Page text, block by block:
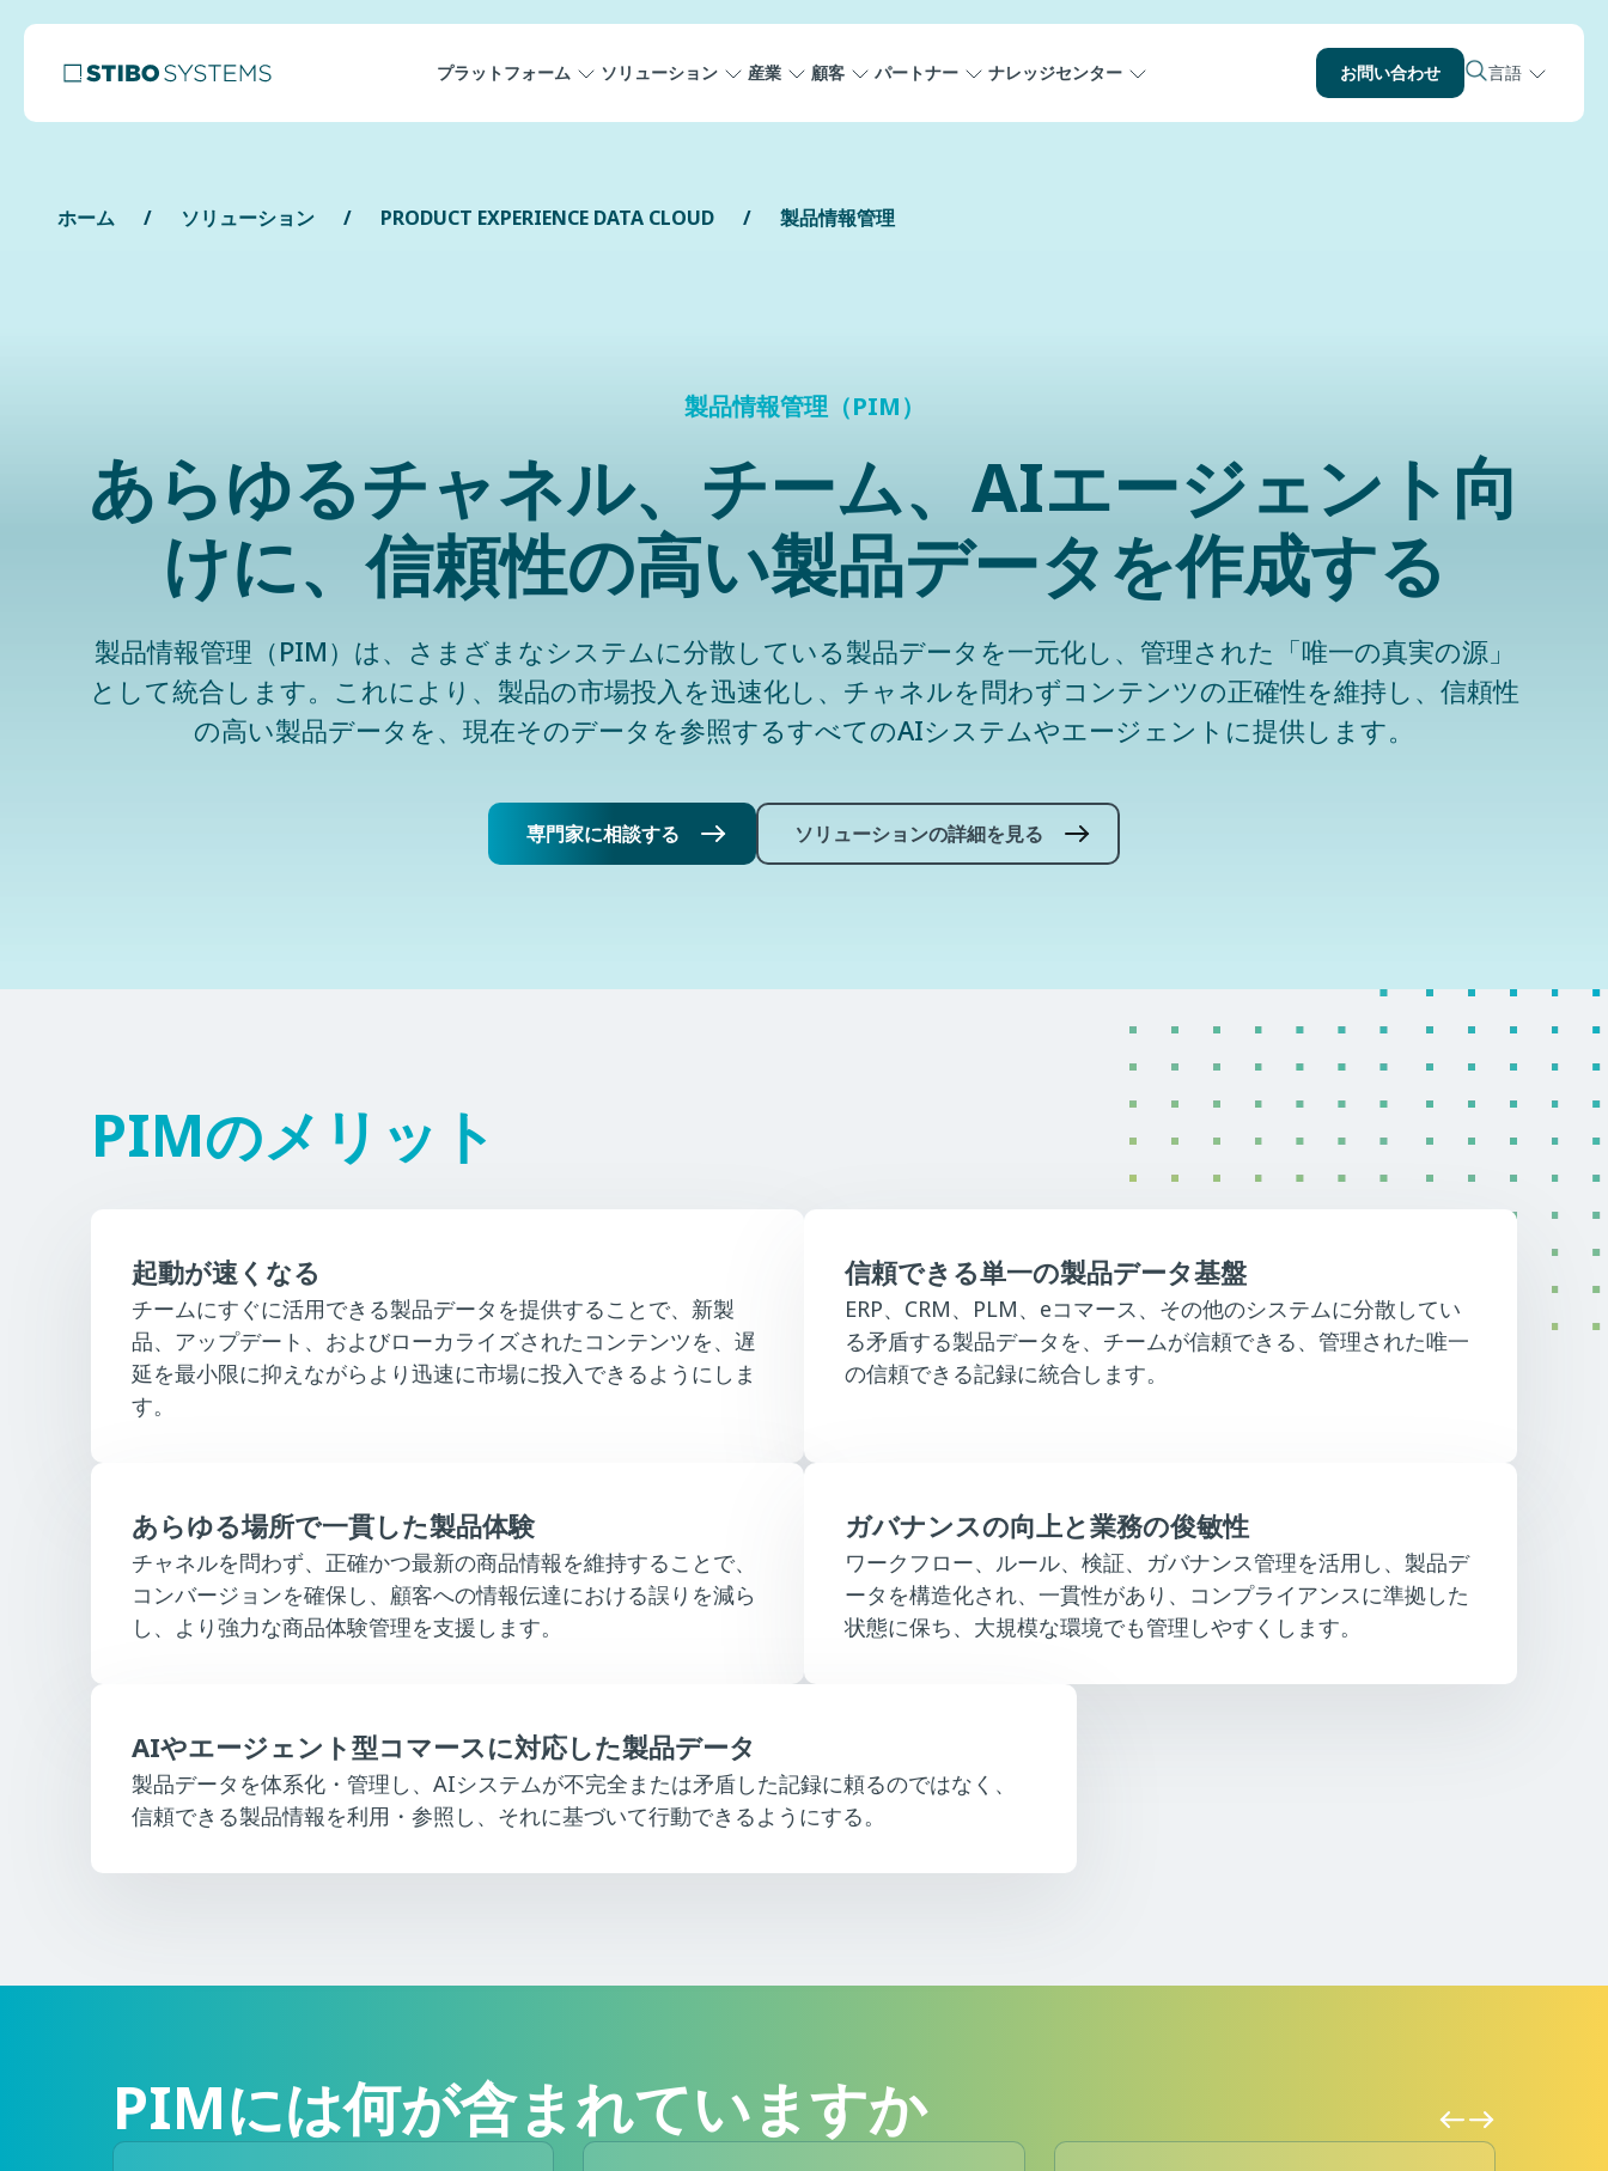
プラットフォーム ソリューション 産業 顧客 パートナー ナレッジセンター お問い合わせ 言語
ホーム ソリューション PRODUCT EXPERIENCE DATA CLOUD 製品情報管理
製品情報管理（PIM）
あらゆるチャネル、チーム、AIエージェント向
けに、信頼性の高い製品データを作成する
製品情報管理（PIM）は、さまざまなシステムに分散している製品データを一元化し、管理された「唯一の真実の源」
として統合します。これにより、製品の市場投入を迅速化し、チャネルを問わずコンテンツの正確性を維持し、信頼性
の高い製品データを、現在そのデータを参照するすべてのAIシステムやエージェントに提供します。
専門家に相談する ソリューションの詳細を見る
PIMのメリット
起動が速くなる
チームにすぐに活用できる製品データを提供することで、新製
品、アップデート、およびローカライズされたコンテンツを、遅
延を最小限に抑えながらより迅速に市場に投入できるようにしま
す。
信頼できる単一の製品データ基盤
ERP、CRM、PLM、eコマース、その他のシステムに分散してい
る矛盾する製品データを、チームが信頼できる、管理された唯一
の信頼できる記録に統合します。
あらゆる場所で一貫した製品体験
チャネルを問わず、正確かつ最新の商品情報を維持することで、
コンバージョンを確保し、顧客への情報伝達における誤りを減ら
し、より強力な商品体験管理を支援します。
ガバナンスの向上と業務の俊敏性
ワークフロー、ルール、検証、ガバナンス管理を活用し、製品デ
ータを構造化され、一貫性があり、コンプライアンスに準拠した
状態に保ち、大規模な環境でも管理しやすくします。
AIやエージェント型コマースに対応した製品データ
製品データを体系化・管理し、AIシステムが不完全または矛盾した記録に頼るのではなく、
信頼できる製品情報を利用・参照し、それに基づいて行動できるようにする。
PIMには何が含まれていますか